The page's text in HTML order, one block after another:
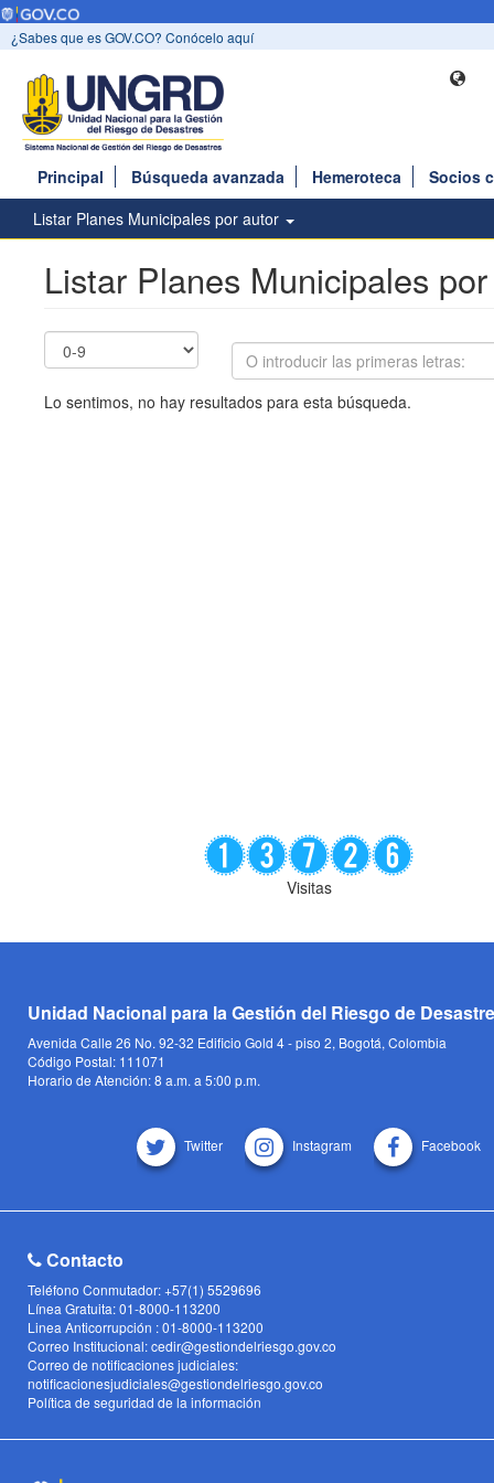
¿Sabes que es GOV.CO? Conócelo aquí
Principal Búsqueda avanzada Hemeroteca
Socios
Listar Planes Municipales por autor
Listar Planes Municipales
Lo sentimos, no hay resultados para esta búsqueda.
Visitas
Unidad Nacional para la Gestión del Riesgo de
Avenida Calle 26 No. 92-32 Edificio Gold 4 - piso 2, Bogotá, Colombia
Código Postal: 111071
Horario de Atención: 8 a.m. a 5:00 p.m.
Twitter Instagram Facebook
Contacto
Teléfono Conmutador: +57(1) 5529696
Línea Gratuita: 01-8000-113200
Linea Anticorrupción : 01-8000-113200
Correo Institucional: cedir@gestiondelriesgo.gov.co
Correo de notificaciones judiciales:
notificacionesjudiciales@gestiondelriesgo.gov.co
Política de seguridad de la información